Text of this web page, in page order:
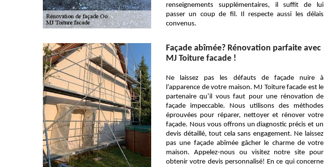
renseignements supplémentaires, il suffit de lui
passer un coup de fil. Il respecte aussi les délais
convenus.
Façade abîmée? Rénovation parfaite avec
MJ Toiture facade !
Ne laissez pas les défauts de façade nuire à
l’apparence de votre maison. MJ Toiture facade est le
partenaire qu’il vous faut pour une rénovation de
façade impeccable. Nous utilisons des méthodes
éprouvées pour réparer, nettoyer et rénover votre
façade. Nous vous offrons un diagnostic précis et un
devis détaillé, tout cela sans engagement. Ne laissez
pas une façade abîmée gâcher le charme de votre
maison. Appelez-nous ou visitez notre site pour
obtenir votre devis personnalisé! En ce qui concerne